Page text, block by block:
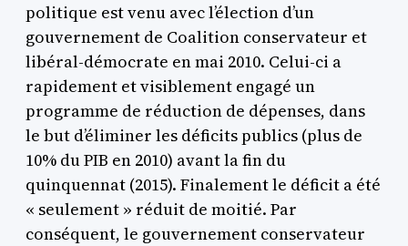
politique est venu avec l’élection d’un
gouvernement de Coalition conservateur et
libéral-démocrate en mai 2010. Celui-ci a
rapidement et visiblement engagé un
programme de réduction de dépenses, dans
le but d’éliminer les déficits publics (plus de
10% du PIB en 2010) avant la fin du
quinquennat (2015). Finalement le déficit a été
« seulement » réduit de moitié. Par
conséquent, le gouvernement conservateur